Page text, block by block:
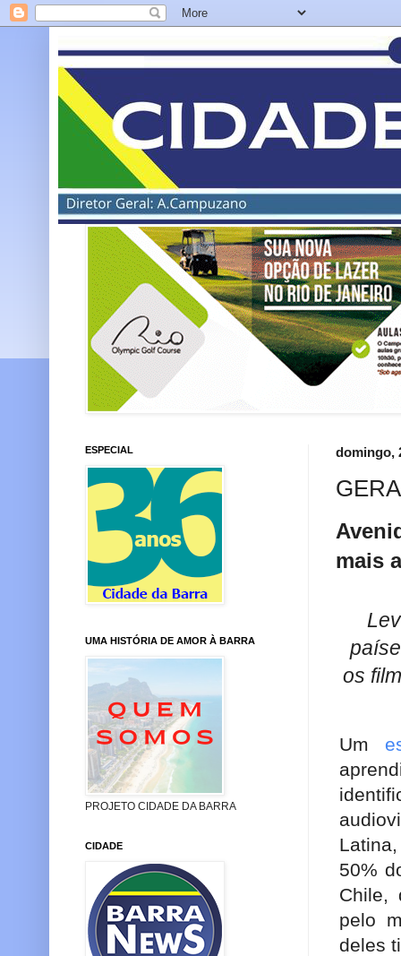
domingo,
mais
os
Um
50%
Chile,
pelo
deles
ESPECIAL
UMA HISTÓRIA DE AMOR À BARRA
PROJETO CIDADE DA BARRA
CIDADE